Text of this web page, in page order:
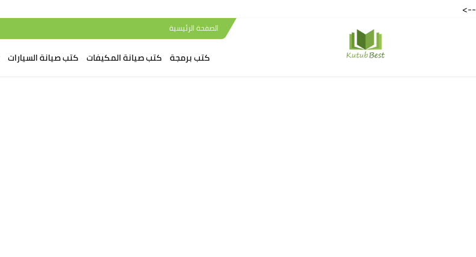
-->
الصفحة الرئيسية
كتب برمجة كتب صيانة المكيفات كتب صيانة السيارات